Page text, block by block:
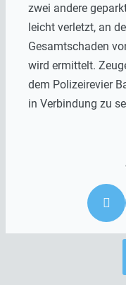
zwei andere
leicht verletzt, an
Gesamtschaden
wird ermittelt.
dem Polizeirevier
in Verbindung zu